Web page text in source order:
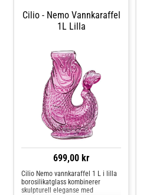
Cilio - Nemo Vannkaraffel
1L Lilla
699,00 kr
Cilio Nemo vannkaraffel 1 L i lilla
borosilikatglass kombinerer
skulpturell eleganse med